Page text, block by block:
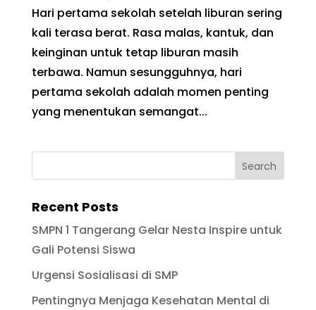
Hari pertama sekolah setelah liburan sering
kali terasa berat. Rasa malas, kantuk, dan
keinginan untuk tetap liburan masih
terbawa. Namun sesungguhnya, hari
pertama sekolah adalah momen penting
yang menentukan semangat...
Recent Posts
SMPN 1 Tangerang Gelar Nesta Inspire untuk
Gali Potensi Siswa
Urgensi Sosialisasi di SMP
Pentingnya Menjaga Kesehatan Mental di